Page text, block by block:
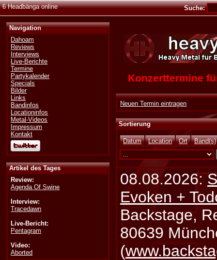
6 Headbänga online Suche:
Navigation
Dahoam
Reviews
Interviews
Live-Berichte
Termine
Partykalender
Specials
Bilder
Links
Bandinfos
Locationinfos
Metal-Videos
Impressum
Kontakt
Artikel des Tages
Review:
Agenda Of Swine
Interview:
Tracedawn
Live-Bericht:
Pentagram
Video:
Aborted
Konzerttermine
Neuen Termin eintragen
Sortierung
Datum Location Ort Band(s)
08.08.2026:
Evoken +
Backstage,
80639
(